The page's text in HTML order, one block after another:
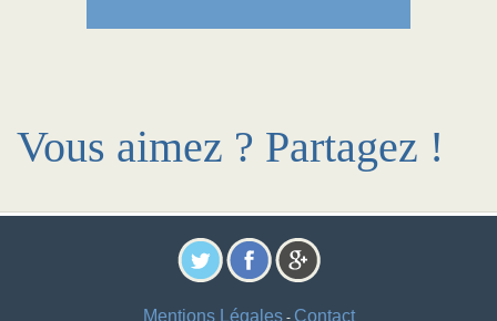
Vous aimez ? Partagez !
Mentions Légales- Contact